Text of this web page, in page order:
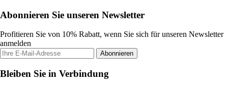
Abonnieren Sie unseren Newsletter
Profitieren Sie von 10% Rabatt, wenn Sie sich für unseren Newsletter
anmelden
Abonnieren
Bleiben Sie in Verbindung